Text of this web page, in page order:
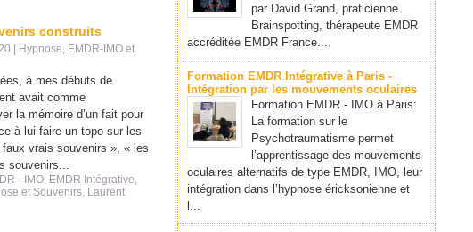
construits
Hypnose, EMDR-IMO et
à mes débuts de
avait comme
la mémoire d’un fait pour
à lui faire un topo sur les
vrais souvenirs », « les
souvenirs...
- IMO, EMDR Intégrative,
et Souvenirs, Laurent
par David Grand, praticienne
Brainspotting, thérapeute EMDR
accréditée EMDR France....
Formation EMDR Intégrative à Paris -
Intégration par les mouvements oculaires
Formation EMDR - IMO à Paris:
La formation sur le
Psychotraumatisme permet
l’apprentissage des mouvements
oculaires alternatifs de type EMDR, IMO, leur
intégration dans l’hypnose éricksonienne et
l...